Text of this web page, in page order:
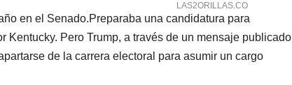
en el Senado.Preparaba una candidatura para
Kentucky. Pero Trump, a través de un mensaje publicado
de la carrera electoral para asumir un cargo